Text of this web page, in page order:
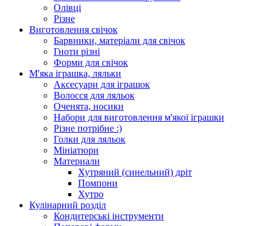
Олівці
Різне
Виготовлення свічок
Барвники, матеріали для свічок
Гноти різні
Форми для свічок
М'яка іграшка, ляльки
Аксесуари для іграшок
Волосся для ляльок
Оченята, носики
Набори для виготовлення м'якої іграшки
Різне потрібне :)
Голки для ляльок
Мініатюри
Материали
Хутряний (синельний) дріт
Помпони
Хутро
Кулінарний розділ
Кондитерські інструменти